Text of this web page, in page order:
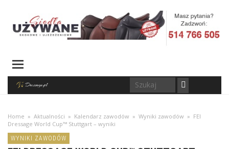
Home » Aktualności » Kalendarz zawodów » Wyniki zawodów » FEI
Dressage World Cup™ Stuttgart – wyniki
WYNIKI ZAWODÓW